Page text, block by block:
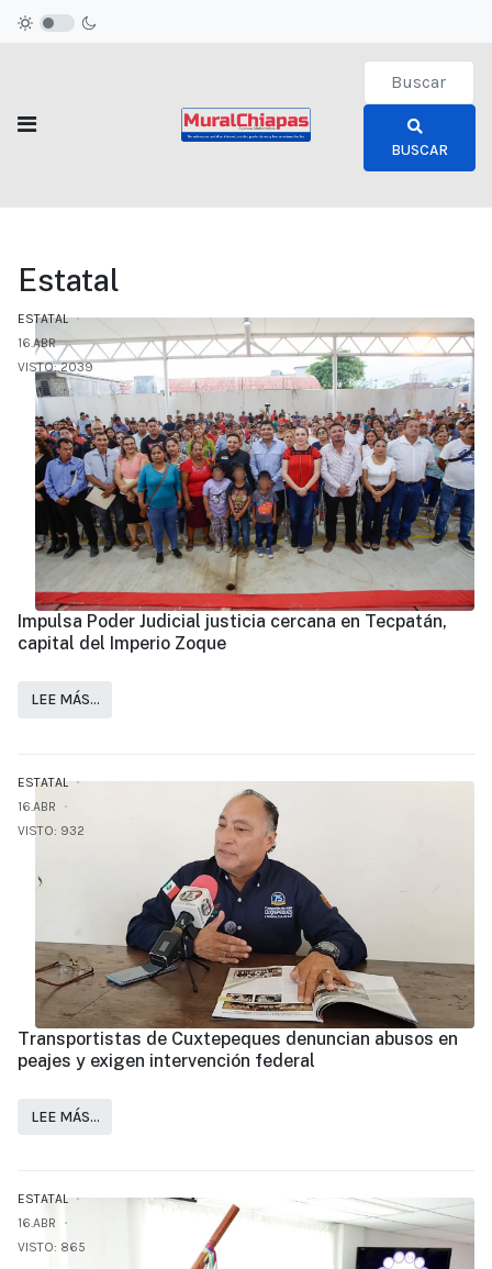
Type 2 or
BUSCAR
Estatal
ESTATAL
16.ABR
VISTO: 2039
Impulsa Poder Judicial justicia cercana en Tecpatán,
capital del Imperio Zoque
LEE MÁS…
ESTATAL
16.ABR
VISTO: 932
Transportistas de Cuxtepeques denuncian abusos en
peajes y exigen intervención federal
LEE MÁS…
ESTATAL
16.ABR
VISTO: 865